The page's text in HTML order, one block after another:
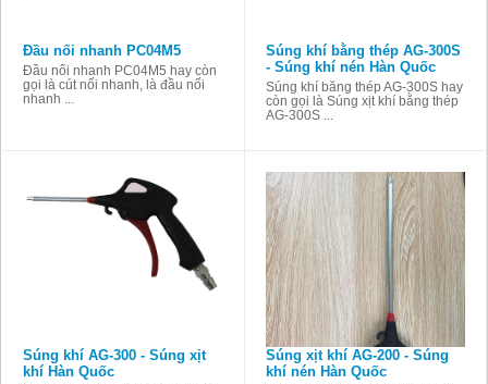
Đầu nối nhanh PC04M5
Đầu nối nhanh PC04M5 hay còn
gọi là cút nối nhanh, là đầu nối
nhanh ...
Súng khí bằng thép AG-300S
- Súng khí nén Hàn Quốc
Súng khí bằng thép AG-300S hay
còn gọi là Súng xịt khí bằng thép
AG-300S ...
Súng khí AG-300 - Súng xịt
khí Hàn Quốc
Súng xịt khí AG-200 - Súng
khí nén Hàn Quốc